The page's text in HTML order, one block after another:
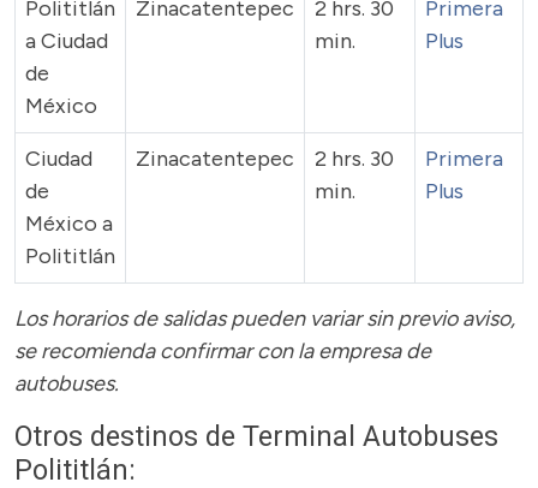
Polititlán
a Ciudad
de
México
Zinacatentepec
2 hrs. 30
min.
Primera
Plus
Ciudad
de
México a
Polititlán
Zinacatentepec
2 hrs. 30
min.
Primera
Plus
Los horarios de salidas pueden variar sin previo aviso,
se recomienda confirmar con la empresa de
autobuses.
Otros destinos de Terminal Autobuses
Polititlán: